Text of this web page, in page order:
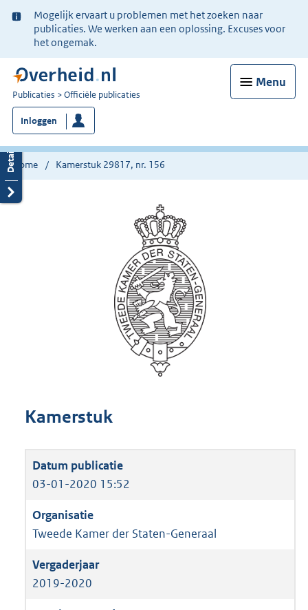
Ter
informatie:
Mogelijk ervaart u problemen met het zoeken naar
publicaties. We werken aan een oplossing. Excuses voor
het ongemak.
Menu
U
bent
nu
hier:
Publicaties Officiële publicaties
Inloggen
Home Kamerstuk 29817, nr. 156
Kamerstuk
03-01-2020 15:52
Tweede Kamer der Staten-Generaal
2019-2020